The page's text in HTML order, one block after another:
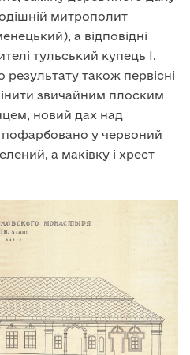
митрополит
а відповідні
тульський купець І.
також первісні
звичайним плоским
новий дах над
у червоний
а маківку і хрест